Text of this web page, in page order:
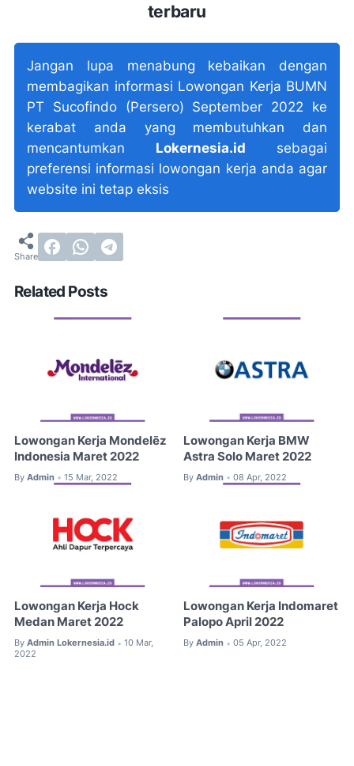
terbaru
Jangan lupa menabung kebaikan dengan
membagikan informasi Lowongan Kerja BUMN
PT Sucofindo (Persero) September 2022 ke
kerabat anda yang membutuhkan dan
mencantumkan Lokernesia.id sebagai
preferensi informasi lowongan kerja anda agar
website ini tetap eksis
Related Posts
Lowongan Kerja Mondelēz
Indonesia Maret 2022
By Admin • 15 Mar, 2022
Lowongan Kerja BMW
Astra Solo Maret 2022
By Admin • 08 Apr, 2022
Lowongan Kerja Hock
Medan Maret 2022
By Admin Lokernesia.id • 10 Mar,
2022
Lowongan Kerja Indomaret
Palopo April 2022
By Admin • 05 Apr, 2022